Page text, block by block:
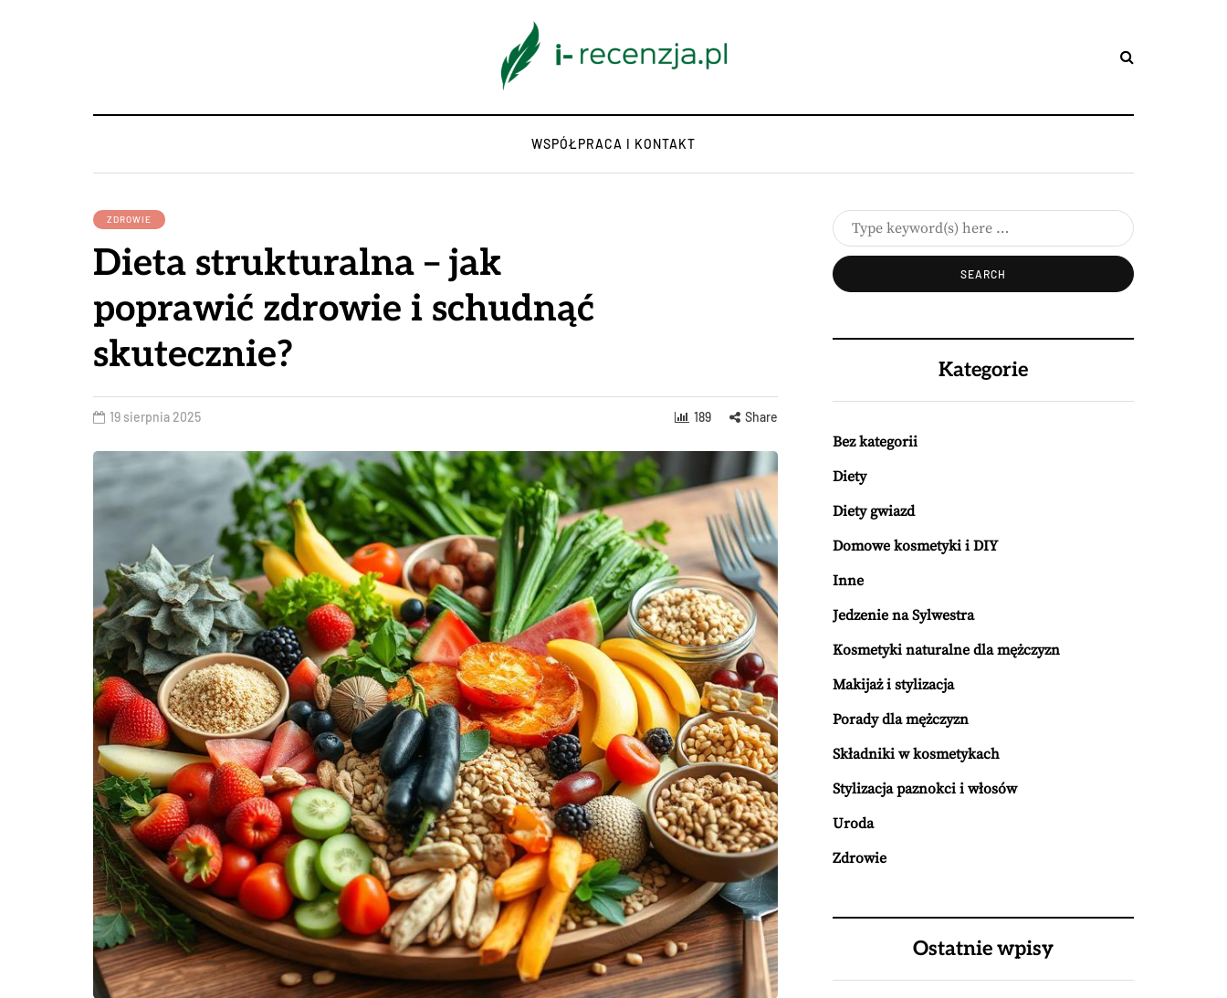
WSPÓŁPRACA I KONTAKT
ZDROWIE
Dieta strukturalna – jak
poprawić zdrowie i schudnąć
skutecznie?
19 sierpnia 2025 189 Share
Kategorie
Bez kategorii
Diety
Diety gwiazd
Domowe kosmetyki i DIY
Inne
Jedzenie na Sylwestra
Kosmetyki naturalne dla mężczyzn
Makijaż i stylizacja
Porady dla mężczyzn
Składniki w kosmetykach
Stylizacja paznokci i włosów
Uroda
Zdrowie
Ostatnie wpisy